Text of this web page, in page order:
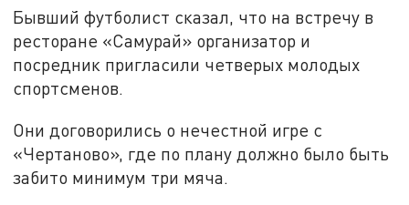
Бывший футболист сказал, что на встречу в
ресторане «Самурай» организатор и
посредник пригласили четверых молодых
спортсменов.
Они договорились о нечестной игре с
«Чертаново», где по плану должно было быть
забито минимум три мяча.